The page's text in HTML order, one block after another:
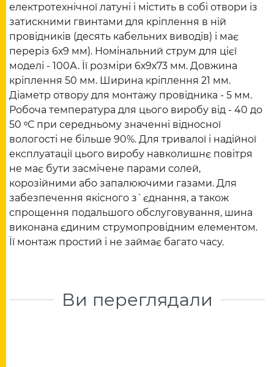
електротехнічної латуні і містить в собі отвори із
затискними гвинтами для кріплення в ній
провідників (десять кабельних виводів) і має
переріз 6х9 мм). Номінальний струм для цієї
моделі - 100А. Її розміри 6х9х73 мм. Довжина
кріплення 50 мм. Ширина кріплення 21 мм.
Діаметр отвору для монтажу провідника - 5 мм.
Робоча температура для цього виробу від - 40 до
50 ᵒС при середньому значенні відносної
вологості не більше 90%. Для тривалої і надійної
експлуатації цього виробу навколишнє повітря
не має бути засмічене парами солей,
корозійними або запалюючими газами. Для
забезпечення якісного з`єднання, а також
спрощення подальшого обслуговування, шина
виконана єдиним струмопровідним елементом.
Її монтаж простий і не займає багато часу.
Ви переглядали